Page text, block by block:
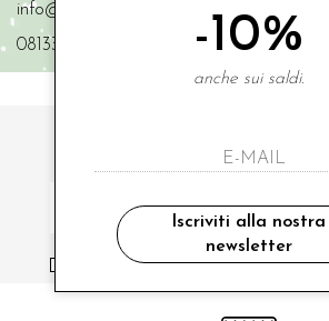
info@scaglionebimbi.com
0813331162
ISCRIVITI ALLA NOSTRA
ho letto ed accettato le condizioni sulla privacy.
-10%
anche sui saldi.
Iscriviti alla nostra
newsletter